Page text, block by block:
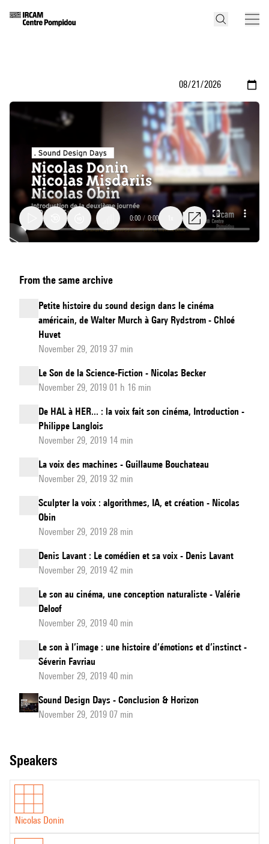
Design
Days,
deuxième
journée
Introduction
0:00 / 0:00
From the same archive
Petite histoire du sound design dans le cinéma
américain, de Walter Murch à Gary Rydstrom - Chloé
Huvet
November 29, 2019 37 min
Le Son de la Science-Fiction - Nicolas Becker
November 29, 2019 01 h 16 min
De HAL à HER... : la voix fait son cinéma, Introduction -
Philippe Langlois
November 29, 2019 14 min
La voix des machines - Guillaume Bouchateau
November 29, 2019 32 min
Sculpter la voix : algorithmes, IA, et création - Nicolas
Obin
November 29, 2019 28 min
Denis Lavant : Le comédien et sa voix - Denis Lavant
November 29, 2019 42 min
Le son au cinéma, une conception naturaliste - Valérie
Deloof
November 29, 2019 40 min
Le son à l’image : une histoire d’émotions et d’instinct -
Séverin Favriau
November 29, 2019 40 min
Sound Design Days - Conclusion & Horizon
November 29, 2019 07 min
speakers
Nicolas Donin